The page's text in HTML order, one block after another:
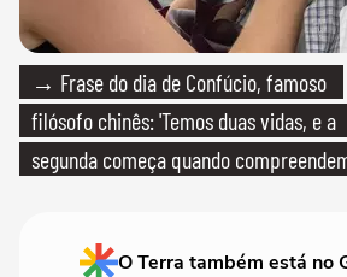
→ Frase do dia de Confúcio, famoso
filósofo chinês: 'Temos duas vidas, e a
segunda começa quando
O Terra também está no